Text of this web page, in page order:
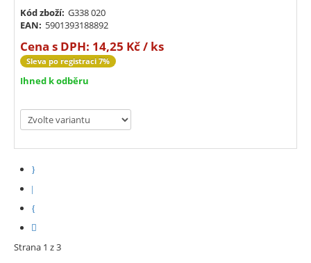
Kód zboží: G338 020
EAN: 5901393188892
Cena s DPH: 14,25 Kč / ks
Sleva po registraci 7%
Ihned k odběru
Strana 1 z 3